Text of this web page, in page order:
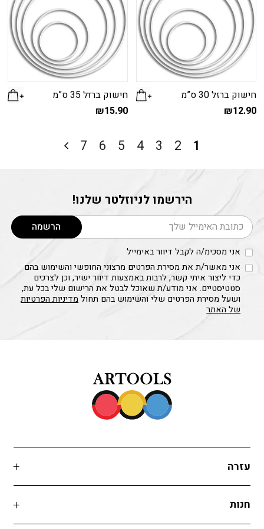
חישוק ברזל 30 ס”מ
₪12.90
חישוק ברזל 35 ס”מ
₪15.90
1
2
3
4
5
6
7
הירשמו לניוזלטר שלנו!
דוא׳׳ל הרשמה
אני מסכימ/ה לקבל דיוור באימייל
אני מאשר/ת את מסירת הפרטים מרצוני החופשי והשימוש בהם
כדי ליצור איתי קשר, לרבות באמצעות דיוור ישיר, וכן לצרכים
סטטיסטיים. אני מודע/ת שאוכל לבטל את הרישום שלי בכל עת,
ושעל מסירת הפרטים שלי והשימוש בהם תחולמדיניות הפרטיות
של האתר
עזרה
חנות